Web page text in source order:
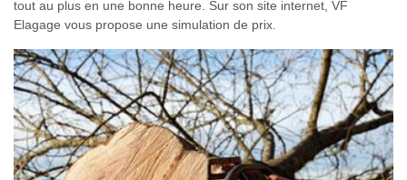
tout au plus en une bonne heure. Sur son site internet, VF
Elagage vous propose une simulation de prix.